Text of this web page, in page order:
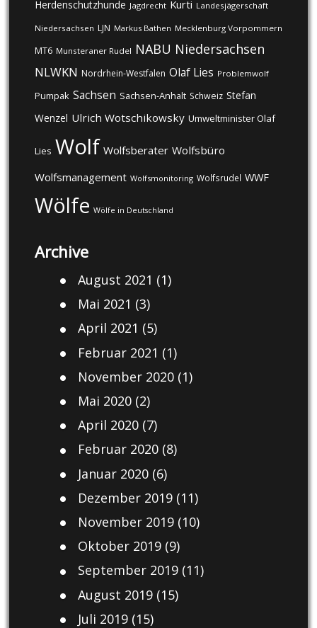
Herdenschutzhunde Jagdrecht Kurti Landesjägerschaft
Niedersachsen LJN Markus Bathen Mecklenburg Vorpommern
MT6 Munsteraner Rudel NABU Niedersachsen
NLWKN Nordrhein-Westfalen Olaf Lies Problemwolf
Pumpak Sachsen Sachsen-Anhalt Schweiz Stefan
Wenzel Ulrich Wotschikowsky Umweltminister Olaf
Lies Wolf Wolfsberater Wolfsbüro
Wolfsmanagement Wolfsmonitoring Wolfsrudel WWF
Wölfe Wölfe in Deutschland
Archive
August 2021 (1)
Mai 2021 (3)
April 2021 (5)
Februar 2021 (1)
November 2020(1)
Mai 2020(2)
April 2020(7)
Februar 2020(8)
Januar 2020(6)
Dezember 2019(11)
November 2019(10)
Oktober 2019(9)
September 2019(11)
August 2019(15)
Juli 2019(15)